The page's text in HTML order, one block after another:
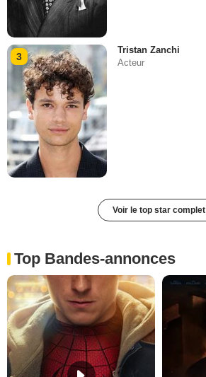
3
Tristan Zanchi
Acteur
Voir le top star complet
Top Bandes-annonces